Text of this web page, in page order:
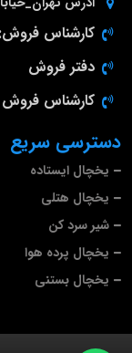
دسترسی سریع
یخچال ایستاده
یخچال هتلی
شیر سرد کن
یخچال پرده هوا
یخچال بستنی
کارشناس
دفتر فروش
کارشناس فروش